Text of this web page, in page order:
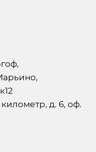
д. 6, оф.